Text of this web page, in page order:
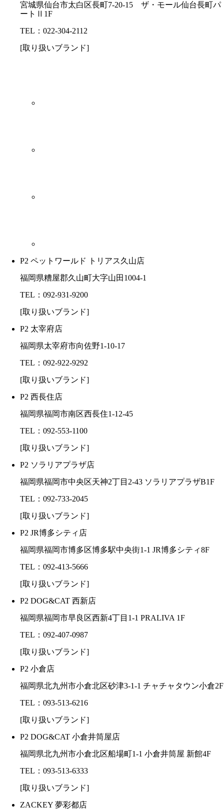
宮城県仙台市太白区長町7-20-15 ザ・モール仙台長町パ
ートⅡ1F
TEL：022-304-2112
[取り扱いブランド]
P2 ペットワールド トリアス久山店
福岡県糟屋郡久山町大字山田1004-1
TEL：092-931-9200
[取り扱いブランド]
P2 太宰府店
福岡県太宰府市向佐野1-10-17
TEL：092-922-9292
[取り扱いブランド]
P2 西長住店
福岡県福岡市南区西長住1-12-45
TEL：092-553-1100
[取り扱いブランド]
P2 ソラリアプラザ店
福岡県福岡市中央区天神2丁目2-43 ソラリアプラザB1F
TEL：092-733-2045
[取り扱いブランド]
P2 JR博多シティ店
福岡県福岡市博多区博多駅中央街1-1 JR博多シティ8F
TEL：092-413-5666
[取り扱いブランド]
P2 DOG&CAT 西新店
福岡県福岡市早良区西新4丁目1-1 PRALIVA 1F
TEL：092-407-0987
[取り扱いブランド]
P2 小倉店
福岡県北九州市小倉北区砂津3-1-1 チャチャタウン小倉2F
TEL：093-513-6216
[取り扱いブランド]
P2 DOG&CAT 小倉井筒屋店
福岡県北九州市小倉北区船場町1-1 小倉井筒屋 新館4F
TEL：093-513-6333
[取り扱いブランド]
ZACKEY 夢彩都店